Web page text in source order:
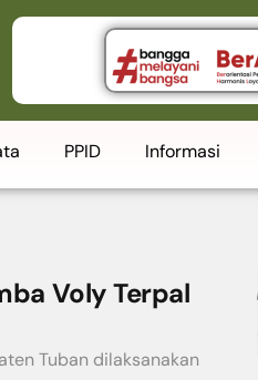
PPID Informasi
Voly Terpal
Tuban dilaksanakan